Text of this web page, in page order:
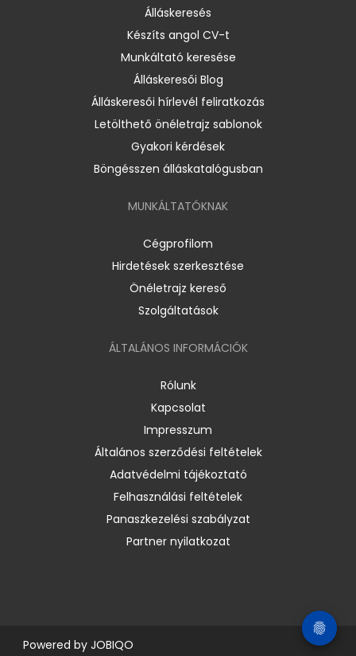
Álláskeresés
Készíts angol CV-t
Munkáltató keresése
Álláskeresői Blog
Álláskeresői hírlevél feliratkozás
Letölthető önéletrajz sablonok
Gyakori kérdések
Böngésszen álláskatalógusban
MUNKÁLTATÓKNAK
Cégprofilom
Hirdetések szerkesztése
Önéletrajz kereső
Szolgáltatások
ÁLTALÁNOS INFORMÁCIÓK
Rólunk
Kapcsolat
Impresszum
Általános szerződési feltételek
Adatvédelmi tájékoztató
Felhasználási feltételek
Panaszkezelési szabályzat
Partner nyilatkozat
Powered by JOBIQO